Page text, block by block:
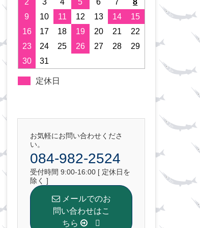
2
3 4 5 6 7
8
9
10 11 12 13 14
15
16
17 18 19 20 21
22
23
24 25 26 27 28
29
30
31
定休日
お気軽にお問い合わせくださ
い。
084-982-2524
受付時間 9:00-16:00 [ 定休日を
除く ]
メールでのお
問い合わせはこ
ちら